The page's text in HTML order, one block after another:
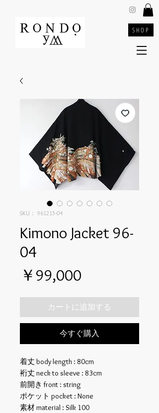
SHOP
SKU： 961215-04
Kimono Jacket 96-
04
￥99,000
格
カートに追加する
今すぐ購入
着丈 body length : 80cm
裄丈 neck to sleeve : 83cm
前開き front : string
ポケット pocket : None
素材 material : Silk 100